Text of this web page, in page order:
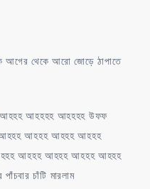
আগের থেকে আরো জোড়ে ঠাপাতে
আহহহহ আহহহহ উফফ
আহহহ আহহহ আহহহ
আহহহ আহহহ আহহহ আহহহ
চাঁটি মারলাম